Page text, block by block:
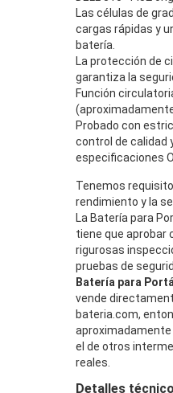
Las células de
cargas rápidas y
batería.
La protección de
garantiza la
Función
Probado con
control de calidad
especificaciones
Tenemos
rendimiento y la
La Batería para
tiene que aprobar
rigurosas
pruebas de
Batería para
vende
bateria.com,
aproximadamente
el de otros
reales.
Detalles